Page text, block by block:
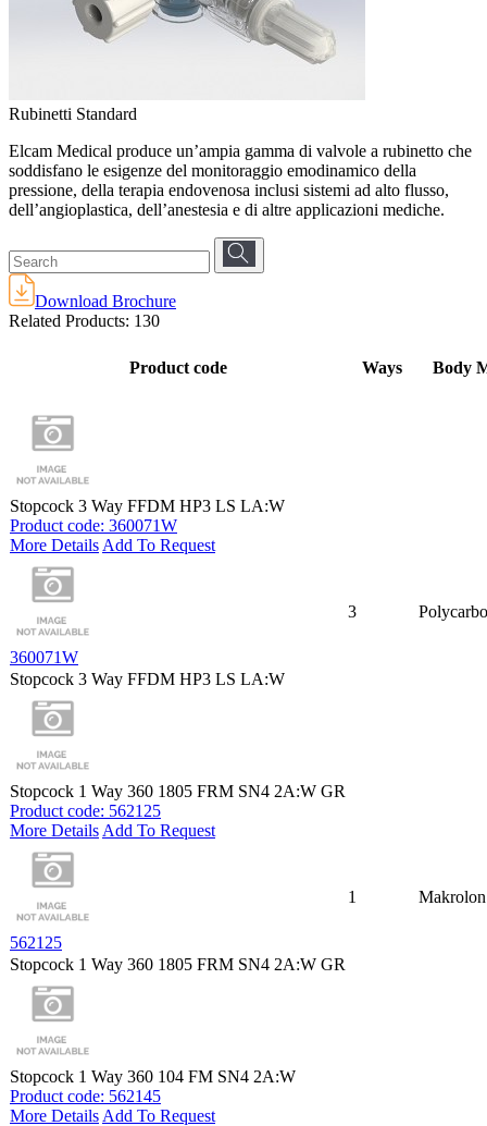
Rubinetti Standard
Elcam Medical produce un’ampia gamma di valvole a rubinetto che
soddisfano le esigenze del monitoraggio emodinamico della
pressione, della terapia endovenosa inclusi sistemi ad alto flusso,
dell’angioplastica, dell’anestesia e di altre applicazioni mediche.
Download Brochure
Related Products: 130
Product code Ways Body
Stopcock 3 Way FFDM HP3 LS LA:W
Product code: 360071W
More Details Add To Request
360071W
3
Stopcock 3 Way FFDM HP3 LS LA:W
Stopcock 1 Way 360 1805 FRM SN4 2A:W GR
Product code: 562125
More Details Add To Request
562125
1
Stopcock 1 Way 360 1805 FRM SN4 2A:W GR
Stopcock 1 Way 360 104 FM SN4 2A:W
Product code: 562145
More Details Add To Request